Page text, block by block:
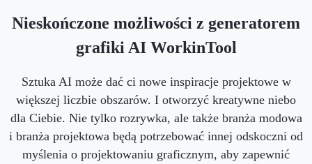
Nieskończone możliwości z generatorem
grafiki AI WorkinTool
Sztuka AI może dać ci nowe inspiracje projektowe w
większej liczbie obszarów. I otworzyć kreatywne niebo
dla Ciebie. Nie tylko rozrywka, ale także branża modowa
i branża projektowa będą potrzebować innej odskoczni od
myślenia o projektowaniu graficznym, aby zapewnić